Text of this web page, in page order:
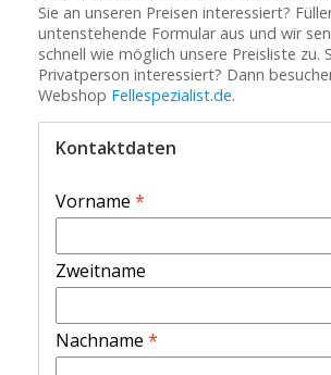
Sie an unseren Preisen interessiert?
untenstehende Formular aus und wir
schnell wie möglich unsere Preisliste zu.
Privatperson interessiert? Dann
Webshop Fellespezialist.de.
Kontaktdaten
Vorname *
Zweitname
Nachname *